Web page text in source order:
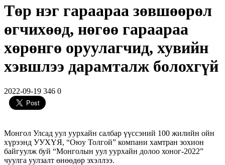
Төр нэг гараараа зөвшөөрөл
өгчихөөд, нөгөө гараараа
хөрөнгө оруулагчид, хувийн
хэвшлээ дарамталж болохгүй
2022-09-19 346 0
Монгол Улсад уул уурхайн салбар үүссэний 100 жилийн ойн
хүрээнд УУХҮЯ, “Оюу Толгой” компани хамтран зохион
байгуулж буй “Монголын уул уурхайн долоо хоног-2022”
чуулга уулзалт өнөөдөр эхэллээ.